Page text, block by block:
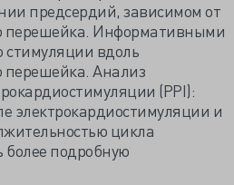
предсердий, зависимом от
перешейка. Информативными
стимуляции вдоль
перешейка. Анализ
(PPI):
электрокардиостимуляции и
цикла
более подробную